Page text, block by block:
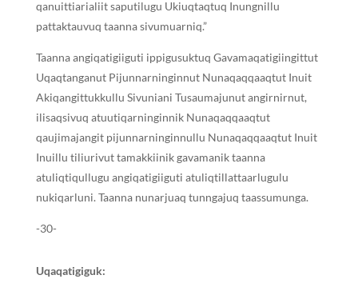
qanuittiarialiit saputilugu Ukiuqtaqtuq Inungnillu
pattaktauvuq taanna sivumuarniq.”
Taanna angiqatigiiguti ippigusuktuq Gavamaqatigiingittut
Uqaqtanganut Pijunnarninginnut Nunaqaqqaaqtut Inuit
Akiqangittukkullu Sivuniani Tusaumajunut angirnirnut,
ilisaqsivuq atuutiqarninginnik Nunaqaqqaaqtut
qaujimajangit pijunnarninginnullu Nunaqaqqaaqtut Inuit
Inuillu tiliurivut tamakkiinik gavamanik taanna
atuliqtiqullugu angiqatigiiguti atuliqtillattaarlugulu
nukiqarluni. Taanna nunarjuaq tunngajuq taassumunga.
-30-
Uqaqatigiguk: